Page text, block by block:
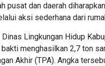
pusat dan daerah
aksi sederhana dari
Lingkungan Hidup
menghasilkan 2,7 ton
Akhir (TPA). Angka